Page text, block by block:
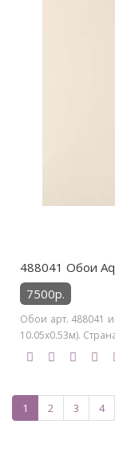
488041 Обои
7500р.
Обои арт. 488041
10.05х0.53м).
1 2 3 4